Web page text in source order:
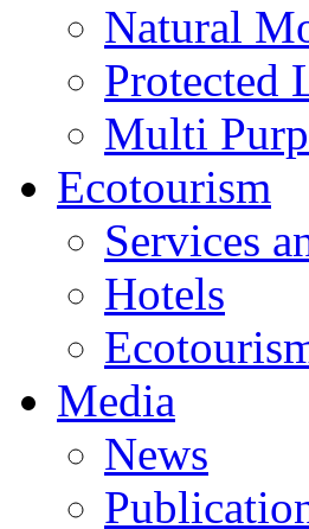
Natural
Protected
Multi
Ecotourism
Services
Hotels
Media
News